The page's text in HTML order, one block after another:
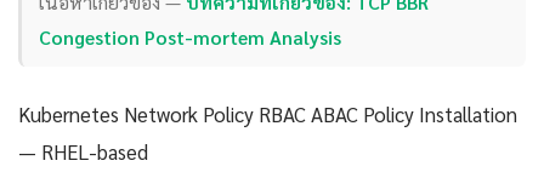
Congestion Post-mortem Analysis
Kubernetes Network Policy RBAC ABAC Policy Installation
— RHEL-based